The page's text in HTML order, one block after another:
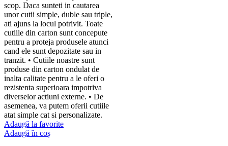
scop. Daca sunteti in cautarea
unor cutii simple, duble sau triple,
ati ajuns la locul potrivit. Toate
cutiile din carton sunt concepute
pentru a proteja produsele atunci
cand ele sunt depozitate sau in
tranzit. • Cutiile noastre sunt
produse din carton ondulat de
inalta calitate pentru a le oferi o
rezistenta superioara impotriva
diverselor actiuni externe. • De
asemenea, va putem oferii cutiile
atat simple cat si personalizate.
Adaugă la favorite
Adaugă în coș